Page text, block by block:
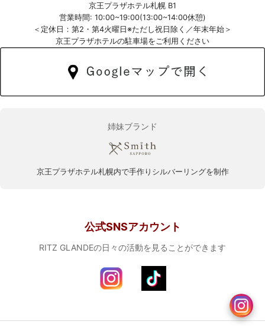
京王プラザホテル札幌 B1
営業時間: 10:00~19:00(13:00~14:00休憩)
＜定休日：第2・第4火曜日※ただし祝日除く／年末年始＞
京王プラザホテルの駐車場をご利用ください
姉妹ブランド
京王プラザホテル札幌内で手作りシルバーリングを制作
公式SNSアカウント
RITZ GLANDEの日々の活動を見ることができます